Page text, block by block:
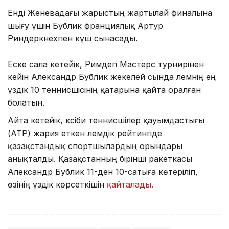
Енді Женевадағы жарыстың жартылай финалына
шығу үшін Бублик франциялық Артур
Риндеркнехпен күш сынасады.
Еске сала кетейік, Римдегі Мастерс турнирінен
кейін Александр Бублик жекелей сында әлемнің ең
үздік 10 теннисшісінің қатарына қайта оралған
болатын.
Айта кетейік, кәсіби теннисшілер қауымдастығы
(ATP) жария еткен әлемдік рейтингіде
қазақстандық спортшылардың орындары
анықталды. Қазақстанның бірінші ракеткасы
Александр Бублик 11-ден 10-сатыға көтеріліп,
өзінің үздік көрсеткішін қайталады.